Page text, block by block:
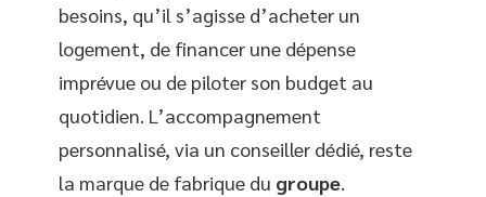
besoins, qu’il s’agisse d’acheter un
logement, de financer une dépense
imprévue ou de piloter son budget au
quotidien. L’accompagnement
personnalisé, via un conseiller dédié, reste
la marque de fabrique du groupe